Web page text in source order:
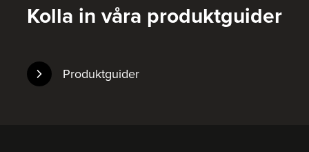
Kolla in våra produktguider
Produktguider